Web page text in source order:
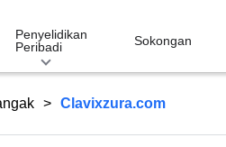
Penyelidikan
Peribadi
Sokongan
Clavixzura.com